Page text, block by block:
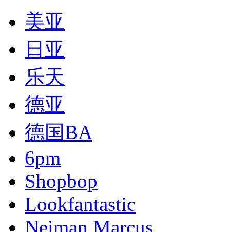
美亚
日亚
乐天
德亚
德国BA
6pm
Shopbop
Lookfantastic
Neiman Marcus